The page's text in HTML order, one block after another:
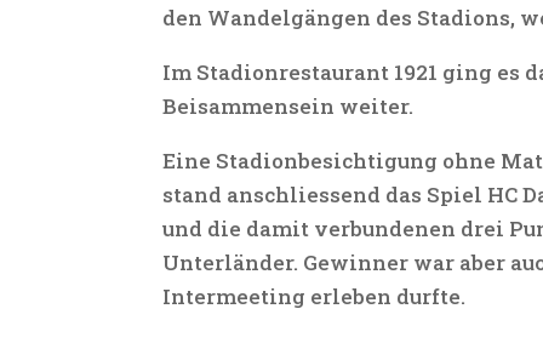
den Wandelgängen des Stadions,
Im Stadionrestaurant 1921 ging es
Beisammensein weiter.
Eine Stadionbesichtigung ohne
stand anschliessend das Spiel HC
und die damit verbundenen drei
Unterländer. Gewinner war aber
Intermeeting erleben durfte.